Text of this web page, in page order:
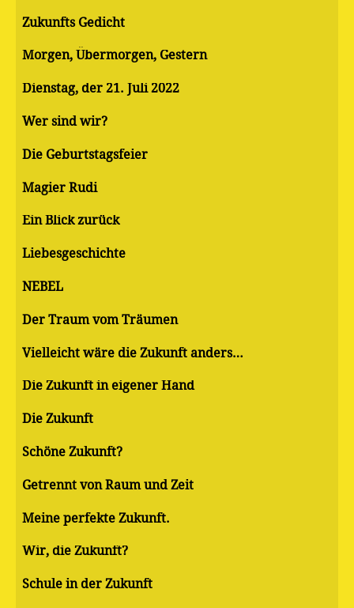
Zukunfts Gedicht
Morgen, Übermorgen, Gestern
Dienstag, der 21. Juli 2022
Wer sind wir?
Die Geburtstagsfeier
Magier Rudi
Ein Blick zurück
Liebesgeschichte
NEBEL
Der Traum vom Träumen
Vielleicht wäre die Zukunft anders…
Die Zukunft in eigener Hand
Die Zukunft
Schöne Zukunft?
Getrennt von Raum und Zeit
Meine perfekte Zukunft.
Wir, die Zukunft?
Schule in der Zukunft